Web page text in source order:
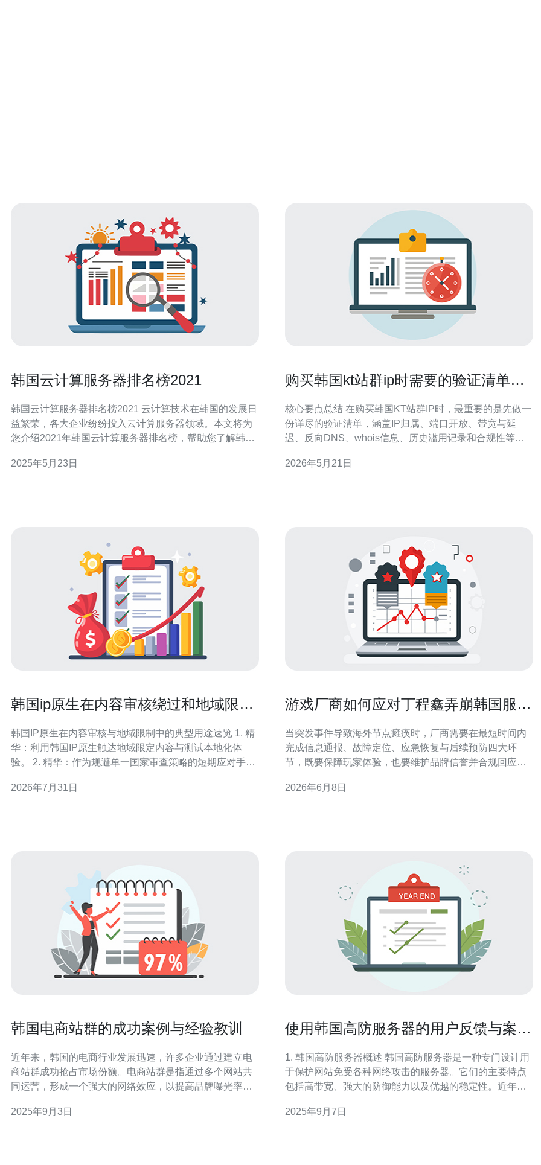
韩国云计算服务器排名榜2021
韩国云计算服务器排名榜2021 云计算技术在韩国的发展日
益繁荣，各大企业纷纷投入云计算服务器领域。本文将为
您介绍2021年韩国云计算服务器排名榜，帮助您了解韩国
服务器排名榜的前五名：
2025年5月23日
购买韩国kt站群ip时需要的验证清单与
核心要点总结 在购买韩国KT站群IP时，最重要的是先做一
份详尽的验证清单，涵盖IP归属、端口开放、带宽与延
迟、反向DNS、whois信息、历史滥用记录和合规性等
同步考虑主机托管、域名解析、CDN接入与DDoS防御能
2026年5月21日
韩国ip原生在内容审核绕过和地域限制
韩国IP原生在内容审核与地域限制中的典型用途速览 1. 精
华：利用韩国IP原生触达地域限定内容与测试本地化体
验。 2. 精华：作为规避单一国家审查策略的短期应对手
常把此类流量用于市场验证与客服支持，但需建立审计链
2026年7月31日
游戏厂商如何应对丁程鑫弄崩韩国服务
当突发事件导致海外节点瘫痪时，厂商需要在最短时间内
完成信息通报、故障定位、应急恢复与后续预防四大环
节，既要保障玩家体验，也要维护品牌信誉并合规回应外
围：根据玩家分布与并发量统计受影响的账号数、时长与
2026年6月8日
韩国电商站群的成功案例与经验教训
近年来，韩国的电商行业发展迅速，许多企业通过建立电
商站群成功抢占市场份额。电商站群是指通过多个网站共
同运营，形成一个强大的网络效应，以提高品牌曝光率和
结出一些宝贵的经验教训。 首先，成功的电商站群通常具
2025年9月3日
使用韩国高防服务器的用户反馈与案例
1. 韩国高防服务器概述 韩国高防服务器是一种专门设计用
于保护网站免受各种网络攻击的服务器。它们的主要特点
包括高带宽、强大的防御能力以及优越的稳定性。近年
2025年9月7日